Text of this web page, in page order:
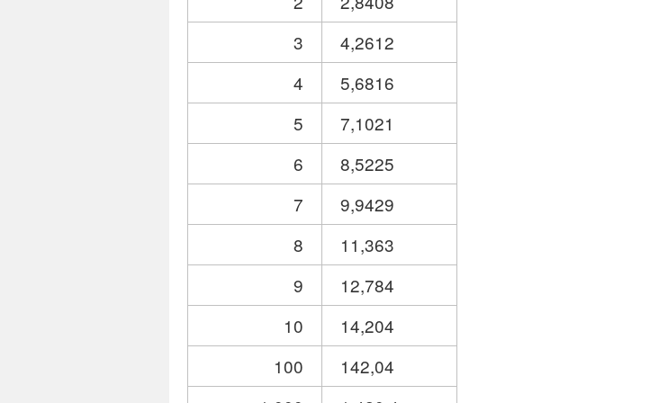
3
4,2612
4
5,6816
5
7,1021
6
8,5225
7
9,9429
8
11,363
9
12,784
10
14,204
100
142,04